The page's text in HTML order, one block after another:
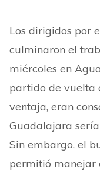
Los dirigidos por
culminaron el
miércoles en
partido de vuelta
ventaja, eran
Guadalajara
Sin embargo, el
permitió manejar